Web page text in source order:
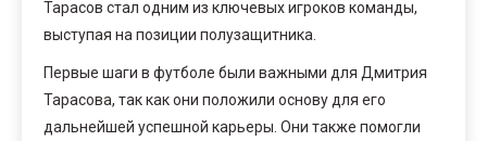
Тарасов стал одним из ключевых игроков команды,
выступая на позиции полузащитника.
Первые шаги в футболе были важными для Дмитрия
Тарасова, так как они положили основу для его
дальнейшей успешной карьеры. Они также помогли